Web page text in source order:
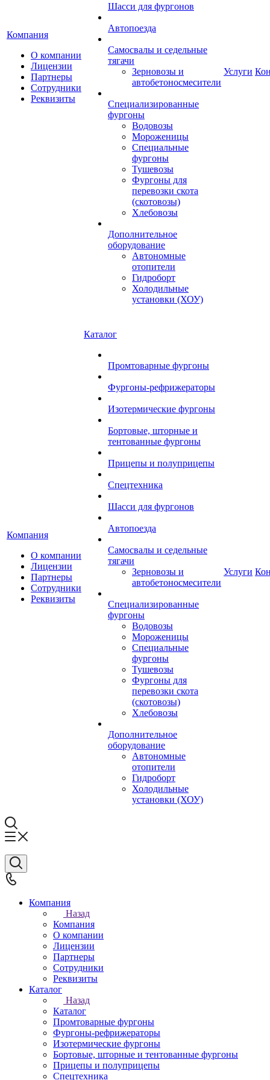
Компания
О компании
Лицензии
Партнеры
Сотрудники
Реквизиты
Шасси для фургонов
Автопоезда
Самосвалы и седельные
тягачи
Зерновозы и
автобетоносмесители
Специализированные
фургоны
Водовозы
Мороженицы
Специальные
фургоны
Тушевозы
Фургоны для
перевозки скота
(скотовозы)
Хлебовозы
Дополнительное
оборудование
Автономные
отопители
Гидроборт
Холодильные
установки (ХОУ)
Услуги
Компания
О компании
Лицензии
Партнеры
Сотрудники
Реквизиты
Каталог
Промтоварные фургоны
Фургоны-рефрижераторы
Изотермические фургоны
Бортовые, шторные и
тентованные фургоны
Прицепы и полуприцепы
Спецтехника
Шасси для фургонов
Автопоезда
Самосвалы и седельные
тягачи
Зерновозы и
автобетоносмесители
Специализированные
фургоны
Водовозы
Мороженицы
Специальные
фургоны
Тушевозы
Фургоны для
перевозки скота
(скотовозы)
Хлебовозы
Дополнительное
оборудование
Автономные
отопители
Гидроборт
Холодильные
установки (ХОУ)
Услуги
Компания
Назад
Компания
О компании
Лицензии
Партнеры
Сотрудники
Реквизиты
Каталог
Назад
Каталог
Промтоварные фургоны
Фургоны-рефрижераторы
Изотермические фургоны
Бортовые, шторные и тентованные фургоны
Прицепы и полуприцепы
Спецтехника